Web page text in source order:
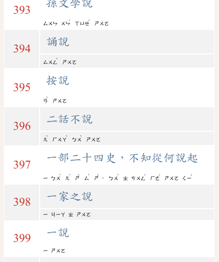
393
孫文學說
ㄙㄨㄣ ㄨㄣ
ˊ
ㄒㄩㄝ
ˊ
ㄕㄨㄛ
394
誦說
ㄙㄨㄥ
ˋ
ㄕㄨㄛ
395
按說
ㄢ
ˋ
ㄕㄨㄛ
396
二話不說
ㄦ
ˋ
ㄏㄨㄚ
ˋ
ㄅㄨ
ˋ
ㄕㄨㄛ
397
一部二十四史，不知從何說起
ㄧ ㄅㄨ
ˋ
ㄦ
ˋ
ㄕ
ˊ
ㄙ
ˋ
ㄕ
ˇ
， ㄅㄨ
ˋ
ㄓ ㄘㄨㄥ
ˊ
ㄏㄜ
ˊ
ㄕㄨㄛ ㄑㄧ
ˇ
398 一家之說
ㄧ ㄐㄧㄚ ㄓ ㄕㄨㄛ
399 一說
ㄧ ㄕㄨㄛ